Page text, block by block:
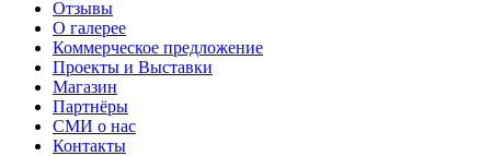
Отзывы
О галерее
Коммерческое предложение
Проекты и Выставки
Магазин
Партнёры
СМИ о нас
Контакты